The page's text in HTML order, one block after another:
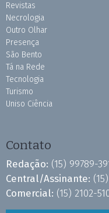
Revistas
Necrologia
Outro Olhar
Presença
São Bento
Tá na Rede
Tecnologia
Turismo
Uniso Ciência
Contato
Redação: (15) 99789-
Central/Assinante:
Comercial: (15) 2102-